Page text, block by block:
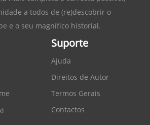
a todos de (re)descobrir o
e o seu magnífico historial.
Suporte
Ajuda
Direitos de Autor
Termos Gerais
Contactos